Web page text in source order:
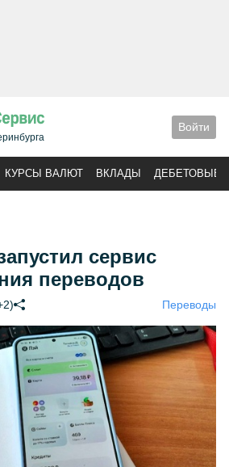
Войти
КУРСЫ ВАЛЮТ ВКЛАДЫ ДЕБЕТОВЫЕ
сервис
переводов
Переводы